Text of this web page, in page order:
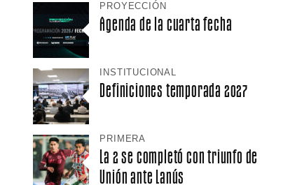
PROYECCIÓN
Agenda de la cuarta fecha
INSTITUCIONAL
Definiciones temporada 2027
PRIMERA
La 2 se completó con triunfo de
Unión ante Lanús